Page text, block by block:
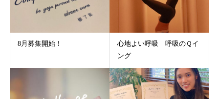
8月募集開始！
心地よい呼吸 呼吸のＱイ
ング